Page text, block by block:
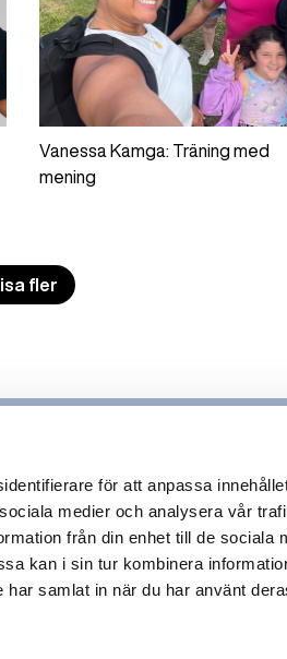
för att anpassa
medier och analysera vår
från din enhet till de sociala
kan i sin tur kombinera
samlat in när du har använt
Vanessa Kamga: Träning med
mening
fler